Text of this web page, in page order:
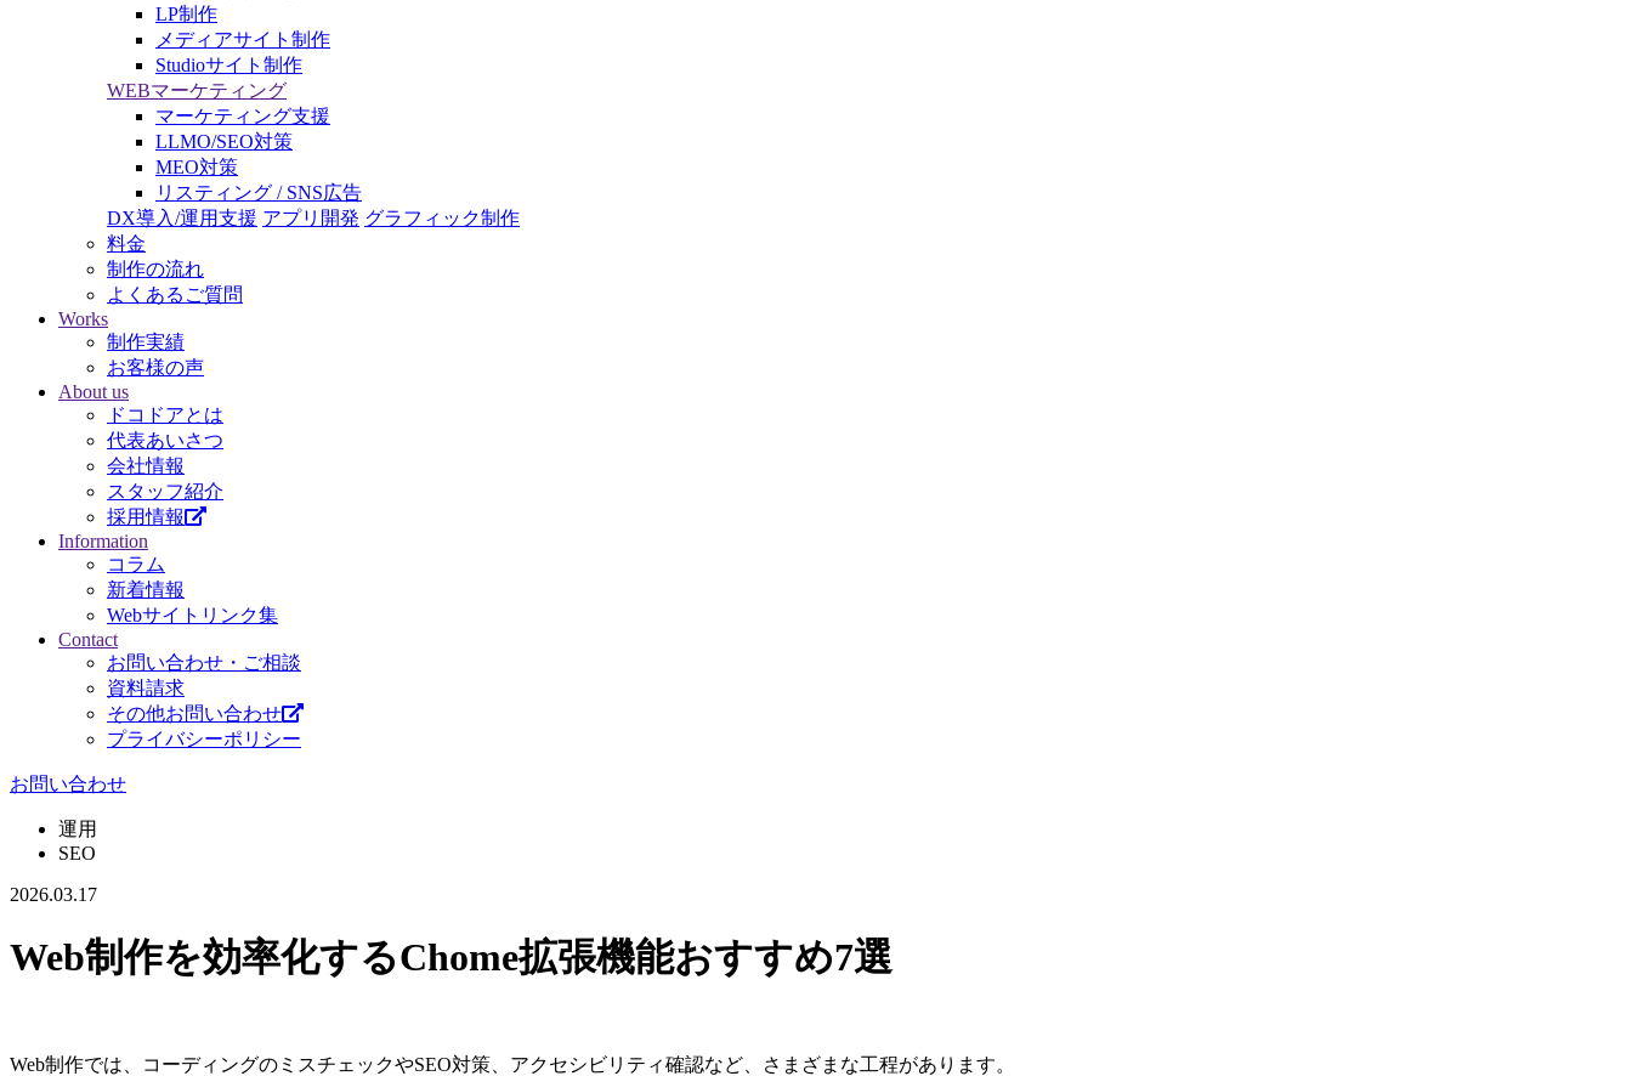
LP制作
メディアサイト制作
Studioサイト制作
WEBマーケティング
マーケティング支援
LLMO/SEO対策
MEO対策
リスティング / SNS広告
DX導入/運用支援 アプリ開発 グラフィック制作
料金
制作の流れ
よくあるご質問
Works
制作実績
お客様の声
About us
ドコドアとは
代表あいさつ
会社情報
スタッフ紹介
採用情報
Information
コラム
新着情報
Webサイトリンク集
Contact
お問い合わせ・ご相談
資料請求
その他お問い合わせ
プライバシーポリシー
お問い合わせ
運用
SEO
2026.03.17
Web制作を効率化するChome拡張機能おすすめ7選
Web制作では、コーディングのミスチェックやSEO対策、アクセシビリティ確認など、さまざまな工程があります。